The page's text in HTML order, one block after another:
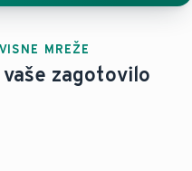
MREŽE
vaše zagotovilo